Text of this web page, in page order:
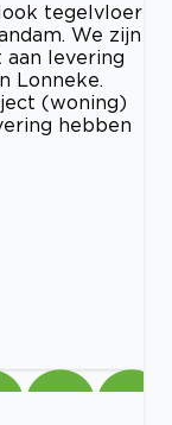
tegelvloer
We zijn
levering
Lonneke.
(woning)
hebben